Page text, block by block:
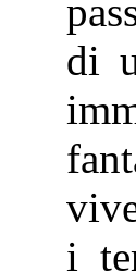
di
i